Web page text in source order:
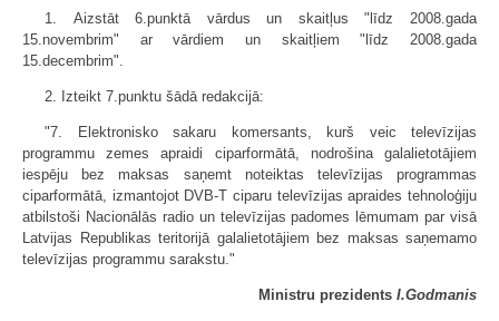
1. Aizstāt 6.punktā vārdus un skaitļus "līdz 2008.gada
15.novembrim" ar vārdiem un skaitļiem "līdz 2008.gada
15.decembrim".
2. Izteikt 7.punktu šādā redakcijā:
"7. Elektronisko sakaru komersants, kurš veic televīzijas
programmu zemes apraidi ciparformātā, nodrošina galalietotājiem
iespēju bez maksas saņemt noteiktas televīzijas programmas
ciparformātā, izmantojot DVB-T ciparu televīzijas apraides tehnoloģiju
atbilstoši Nacionālās radio un televīzijas padomes lēmumam par visā
Latvijas Republikas teritorijā galalietotājiem bez maksas saņemamo
televīzijas programmu sarakstu."
Ministru prezidents I.Godmanis